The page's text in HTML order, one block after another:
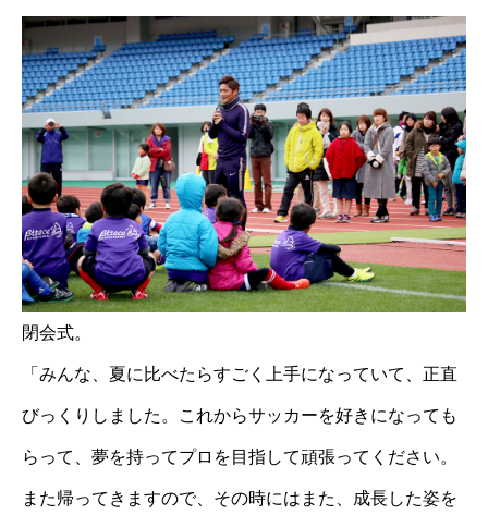
閉会式。
「みんな、夏に比べたらすごく上手になっていて、正直
びっくりしました。これからサッカーを好きになっても
らって、夢を持ってプロを目指して頑張ってください。
また帰ってきますので、その時にはまた、成長した姿を